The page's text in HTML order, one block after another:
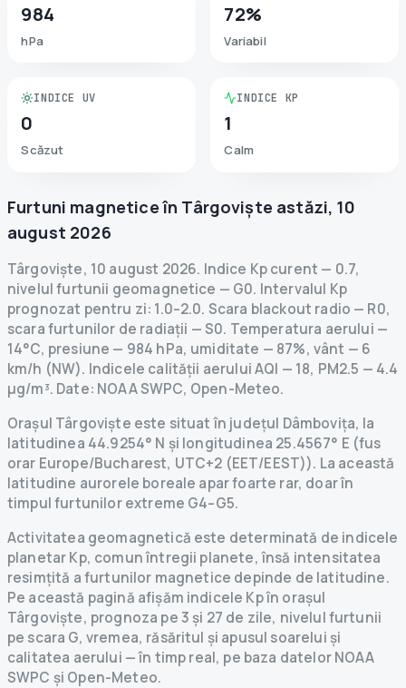
984
hPa
72%
Variabil
INDICE UV
0
Scăzut
INDICE KP
1
Calm
Furtuni magnetice în Târgoviște astăzi, 10
august 2026
Târgoviște, 10 august 2026. Indice Kp curent — 0.7,
nivelul furtunii geomagnetice — G0. Intervalul Kp
prognozat pentru zi: 1.0–2.0. Scara blackout radio — R0,
scara furtunilor de radiații — S0. Temperatura aerului —
14°C, presiune — 984 hPa, umiditate — 87%, vânt — 6
km/h (NW). Indicele calității aerului AQI — 18, PM2.5 — 4.4
µg/m³. Date: NOAA SWPC, Open-Meteo.
Orașul Târgoviște este situat în județul Dâmbovița, la
latitudinea 44.9254° N și longitudinea 25.4567° E (fus
orar Europe/Bucharest, UTC+2 (EET/EEST)). La această
latitudine aurorele boreale apar foarte rar, doar în
timpul furtunilor extreme G4–G5.
Activitatea geomagnetică este determinată de indicele
planetar Kp, comun întregii planete, însă intensitatea
resimțită a furtunilor magnetice depinde de latitudine.
Pe această pagină afișăm indicele Kp în orașul
Târgoviște, prognoza pe 3 și 27 de zile, nivelul furtunii
pe scara G, vremea, răsăritul și apusul soarelui și
calitatea aerului — în timp real, pe baza datelor NOAA
SWPC și Open-Meteo.